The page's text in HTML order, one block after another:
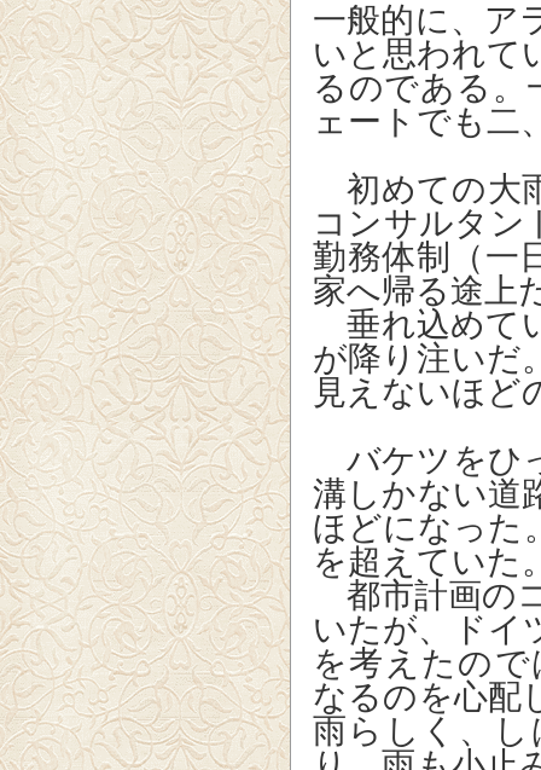
一般的に、ア
いと思われて
るのである。
ェートでも二
初めての大
コンサルタン
勤務体制（一
家へ帰る途上
垂れ込めて
が降り注いだ
見えないほど
バケツをひ
溝しかない道
ほどになった
を超えていた
都市計画の
いたが、ドイ
を考えたの
なるのを心配
雨らしく、